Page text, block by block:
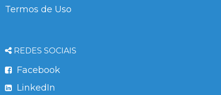
Termos de Uso
REDES SOCIAIS
Facebook
LinkedIn